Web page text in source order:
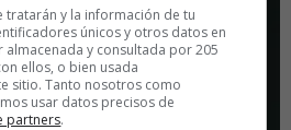
tratarán y la información de tu
únicos y otros datos en
y consultada por 205
ellos, o bien usada
sitio. Tanto nosotros como
usar datos precisos de
partners.